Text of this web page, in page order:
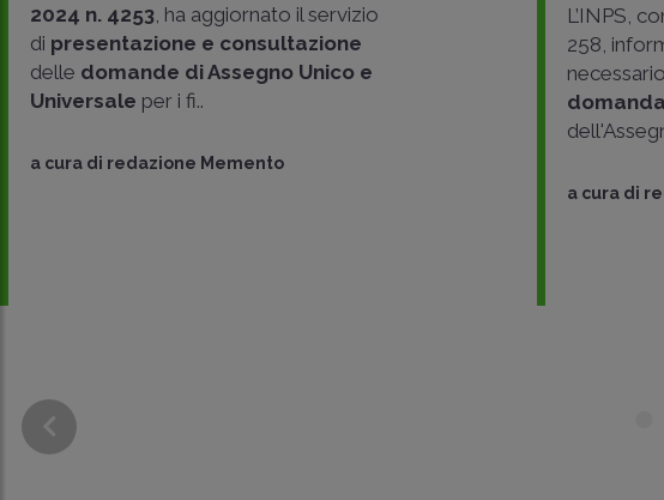
SU
2024 n. 4253, ha aggiornato il servizio
di presentazione e consultazione
delle domande di Assegno Unico e
Universale per i fi..
a cura di redazione Memento
L’INPS,
258,
necessario
domanda
a cura di